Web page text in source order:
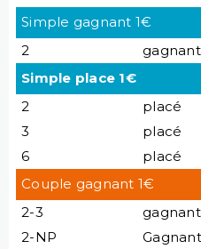
Simple gagnant 1€
2
gagnant
Simple place 1€
2
placé
3
placé
6
placé
Couple gagnant 1€
2-3
gagnant
2-NP